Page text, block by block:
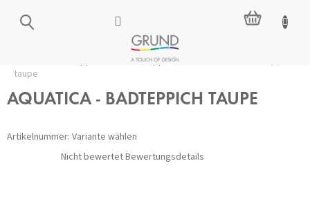
Inhalt
springen
Alle Teppiche
taupe
AQUATICA - BADTEPPICH TAUPE
Artikelnummer: Variante wählen
Die
durchschnittliche
Nicht bewertetBewertungsdetails